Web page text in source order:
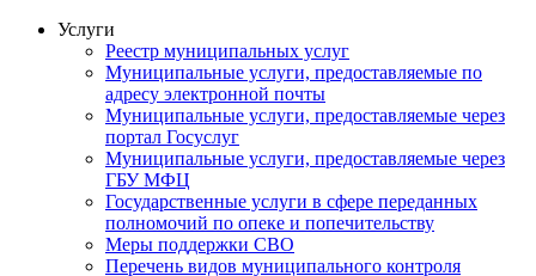
Услуги
Реестр муниципальных услуг
Муниципальные услуги, предоставляемые по
адресу электронной почты
Муниципальные услуги, предоставляемые через
портал Госуслуг
Муниципальные услуги, предоставляемые через
ГБУ МФЦ
Государственные услуги в сфере переданных
полномочий по опеке и попечительству
Меры поддержки СВО
Перечень видов муниципального контроля